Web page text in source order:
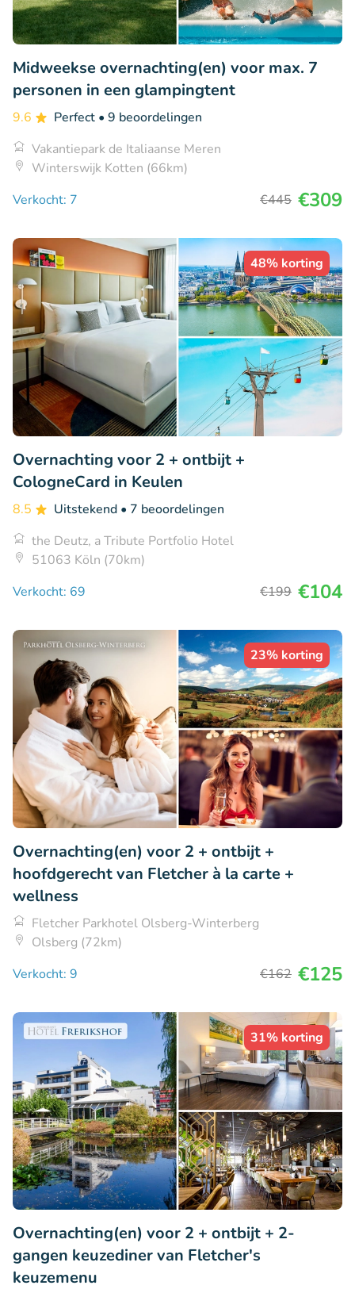
Midweekse overnachting(en) voor max. 7
personen in een glampingtent
9.6 Perfect • 9 beoordelingen
Vakantiepark de Italiaanse Meren
Winterswijk Kotten (66km)
Verkocht: 7
€445 €309
48% korting
Overnachting voor 2 + ontbijt +
CologneCard in Keulen
8.5 Uitstekend • 7 beoordelingen
the Deutz, a Tribute Portfolio Hotel
51063 Köln (70km)
Verkocht: 69
€199 €104
23% korting
Overnachting(en) voor 2 + ontbijt +
hoofdgerecht van Fletcher à la carte +
wellness
Fletcher Parkhotel Olsberg-Winterberg
Olsberg (72km)
Verkocht: 9
€162 €125
31% korting
Overnachting(en) voor 2 + ontbijt + 2-
gangen keuzediner van Fletcher's
keuzemenu